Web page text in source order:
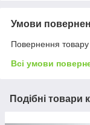
Умови
Повернення
Всі умови
Подібні товари